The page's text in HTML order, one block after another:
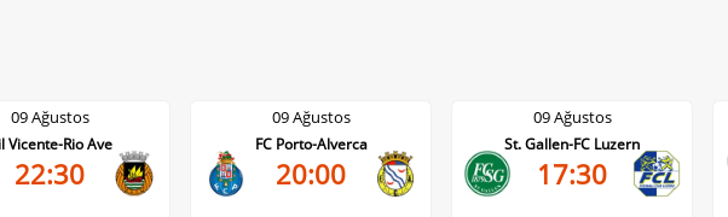
09 Ağustos
FC Porto-Alverca
20:00
09 Ağustos
St. Gallen-FC Luzern
17:30
09 Ağustos
Sion-FC Vaduz
17:30